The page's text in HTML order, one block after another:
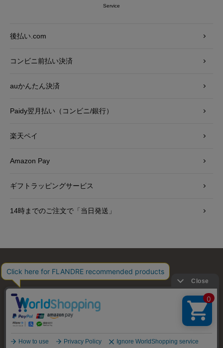
Service
後払い.com
コンビニ前払い決済
auかんたん決済
Paidy翌月払い（コンビニ/銀行）
楽天ペイ
Amazon Pay
ギフトラッピングサービス
14時までのご注文で「当日発送」
お問い合わせ 利用規約 プライバシーポリシー
特定商取引・古物営業法に基づく表示